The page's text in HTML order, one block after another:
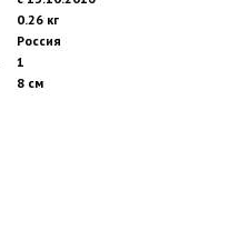
0.26 кг
Россия
1
8 см